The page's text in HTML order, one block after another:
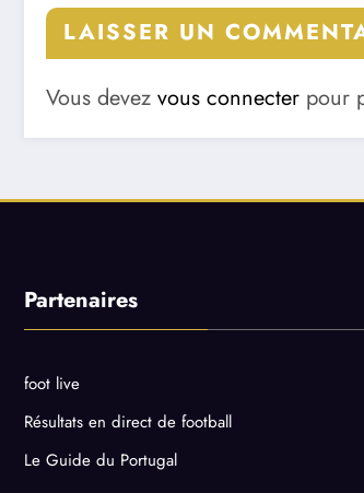
LAISSER UN
Vous devez vous connecter pour
Partenaires
foot live
Résultats en direct de football
Le Guide du Portugal